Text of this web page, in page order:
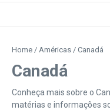
Home / Américas / Canadá
Canadá
Conheça mais sobre o
matérias e informações